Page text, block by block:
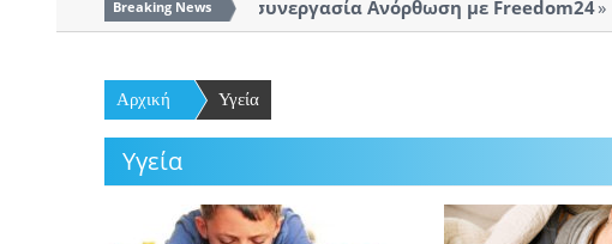
Breaking News
Και επίσημα η συνεργασία Ανόρθωση με Freedom24
Αρχική Υγεία
Υγεία